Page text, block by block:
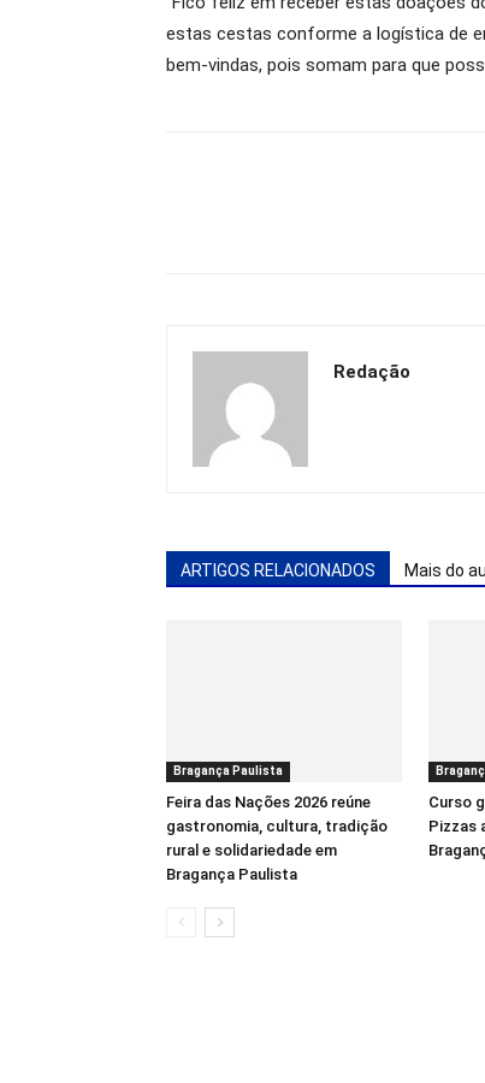
estas cestas conforme a logística de
bem-vindas, pois somam para que
Redação
ARTIGOS RELACIONADOS Mais do
Bragança Paulista
Feira das Nações 2026 reúne
gastronomia, cultura, tradição
rural e solidariedade em
Bragança Paulista
Curso
Pizzas